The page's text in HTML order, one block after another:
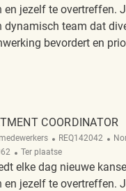
en jezelf te overtreffen.
dynamisch team dat
bevordert en
Coordinator REQ135981
COORDINATOR
ReqId
REQ142042
Afgelegen
Ter plaatse
elke dag nieuwe
en jezelf te overtreffen.